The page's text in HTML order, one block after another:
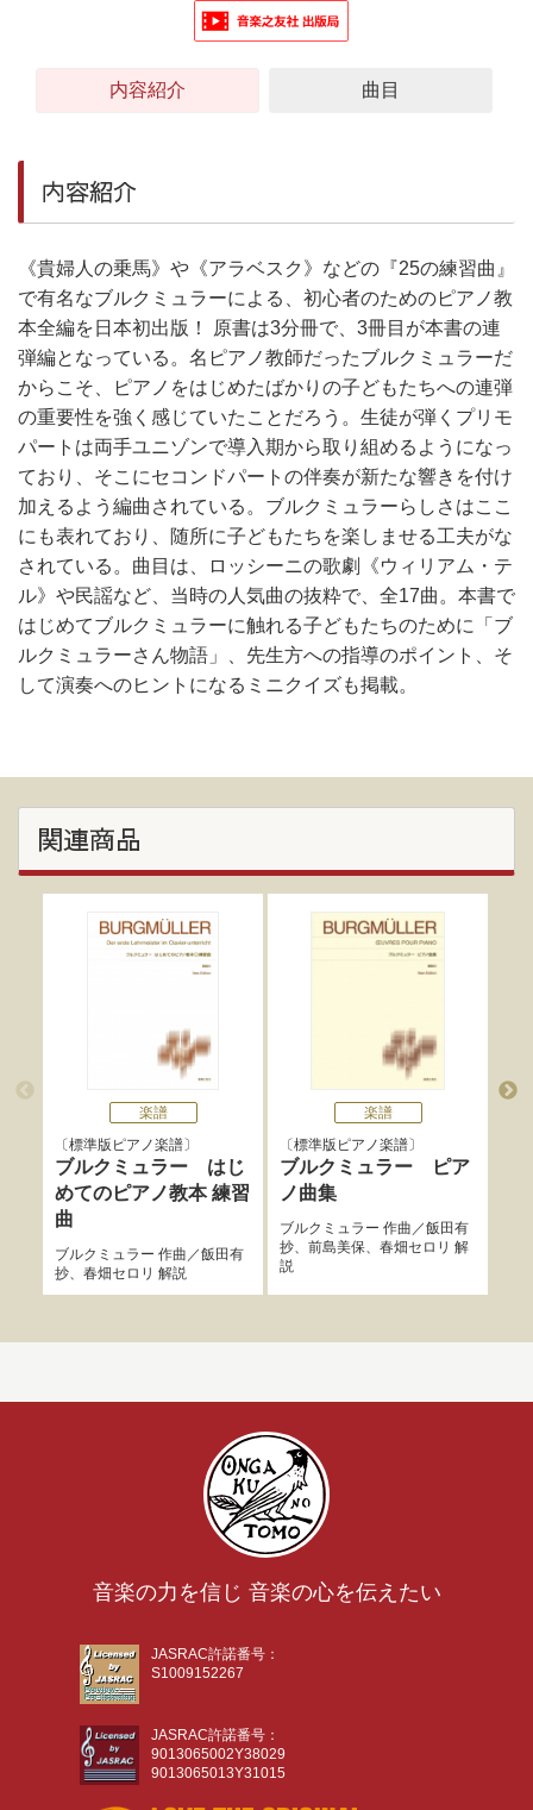
内容紹介 曲目
内容紹介
《貴婦人の乗馬》や《アラベスク》などの『25の練習曲』
で有名なブルクミュラーによる、初心者のためのピアノ教
本全編を日本初出版！ 原書は3分冊で、3冊目が本書の連
弾編となっている。名ピアノ教師だったブルクミュラーだ
からこそ、ピアノをはじめたばかりの子どもたちへの連弾
の重要性を強く感じていたことだろう。生徒が弾くプリモ
パートは両手ユニゾンで導入期から取り組めるようになっ
ており、そこにセコンドパートの伴奏が新たな響きを付け
加えるよう編曲されている。ブルクミュラーらしさはここ
にも表れており、随所に子どもたちを楽しませる工夫がな
されている。曲目は、ロッシーニの歌劇《ウィリアム・テ
ル》や民謡など、当時の人気曲の抜粋で、全17曲。本書で
はじめてブルクミュラーに触れる子どもたちのために「ブ
ルクミュラーさん物語」、先生方への指導のポイント、そ
して演奏へのヒントになるミニクイズも掲載。
関連商品
楽譜
標準版ピアノ楽譜
ブルクミュラー はじ
めてのピアノ教本 練習
曲
ブルクミュラー 作曲／飯田有
抄、 春畑セロリ 解説
楽譜
標準版ピアノ楽譜
ブルクミュラー ピア
ノ曲集
ブルクミュラー 作曲／飯田有
抄、 前島美保、 春畑セロリ 解
説
音楽の力を信じ 音楽の心を伝えたい
JASRAC許諾番号：
S1009152267
JASRAC許諾番号：
9013065002Y38029
9013065013Y31015